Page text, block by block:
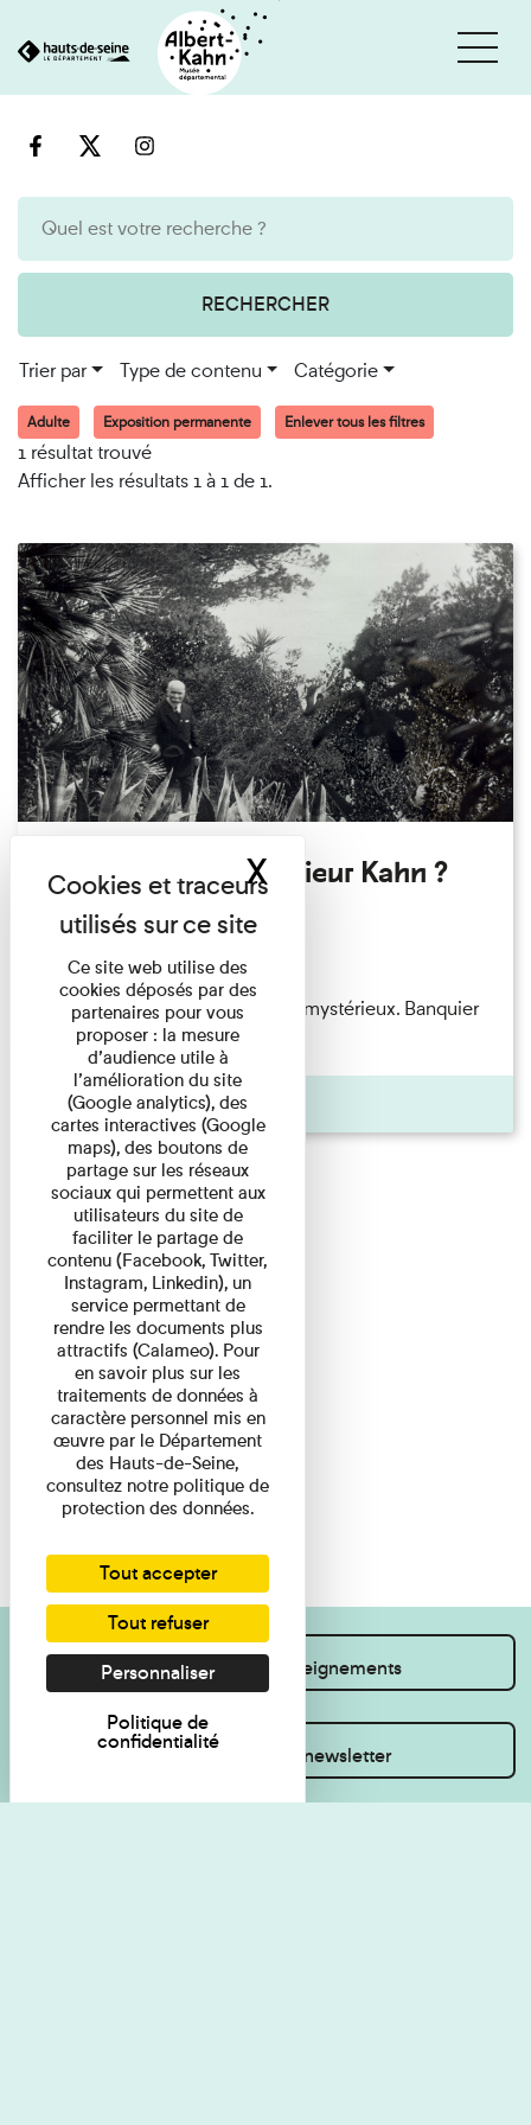
au
RECHERCHER
Trier par Type de contenu Catégorie
Adulte Exposition permanente Enlever tous les filtres
1 résultat trouvé
Afficher les résultats 1 à 1 de 1.
Qui êtes-vous Monsieur Kahn ?
Exposition permanente
Du 15/08/2026 au 15/08/2026
Albert Kahn est un personnage mystérieux. Banquier
d'origine modeste, il a ...
Agenda
Je souhaite des renseignements
Inscrivez-vous à la newsletter
Cookies et traceurs utilisés sur ce site
Ce site web utilise des
cookies déposés par des
partenaires pour vous
proposer : la mesure
d’audience utile à
l’amélioration du site
(Google analytics), des
cartes interactives (Google
maps), des boutons de
partage sur les réseaux
sociaux qui permettent aux
utilisateurs du site de
faciliter le partage de
contenu (Facebook, Twitter,
Instagram, Linkedin), un
service permettant de
rendre les documents plus
attractifs (Calameo). Pour
en savoir plus sur les
traitements de données à
caractère personnel mis en
œuvre par le Département
des Hauts-de-Seine,
consultez notre politique de
protection des données.
Tout accepter
Tout refuser
Personnaliser
Politique de
confidentialité
XMasquer le